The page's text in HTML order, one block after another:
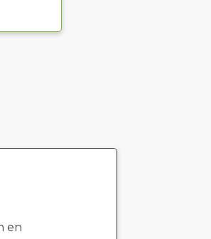
en